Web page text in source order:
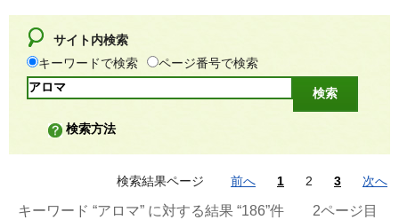
サイト内検索
キーワードで検索
ページ番号で検索
検索方法
検索結果ページ 前へ 1 2 3 次へ
キーワード “アロマ” に対する結果 “186”件 2ページ目